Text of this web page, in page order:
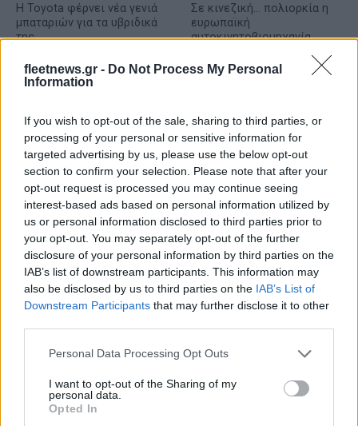
fleetnews.gr - Do Not Process My Personal
Information
If you wish to opt-out of the sale, sharing to third parties, or
processing of your personal or sensitive information for
targeted advertising by us, please use the below opt-out
section to confirm your selection. Please note that after your
opt-out request is processed you may continue seeing
interest-based ads based on personal information utilized by
us or personal information disclosed to third parties prior to
your opt-out. You may separately opt-out of the further
disclosure of your personal information by third parties on the
IAB’s list of downstream participants. This information may
also be disclosed by us to third parties on the IAB’s List of
Downstream Participants that may further disclose it to other
Please note that this website/app uses one or more Google
not limited to your visit or usage behaviour. You may click to
grant or deny consent to Google and its third-party tags to
use your data for below specified purposes in below Google
Personal Data Processing Opt Outs
I want to opt-out of the Sharing of my
personal data.
Opted In
Η Toyota φέρνει νέα γενιά
μπαταριών για τα υβριδικά
της
Σε κινεζική… πολιορκία η
ευρωπαϊκή
αυτοκινητοβιομηχανία
Νέο Audi A2 e-tron με στόχο την κορυφή της
αποδοτικότητας
Δόξα Λευκάδας: Έβδομη
μεταγραφή ο Τζος Σάρμα
(vid)
Platon BC: «Στόχος μας στις
ακαδημίες να εξελίσσονται
οι παίκτες»
ΕΛΣΤΑΤ: Στο 3,4% υποχώρησε ο πληθωρισμός τον Ιούλιο